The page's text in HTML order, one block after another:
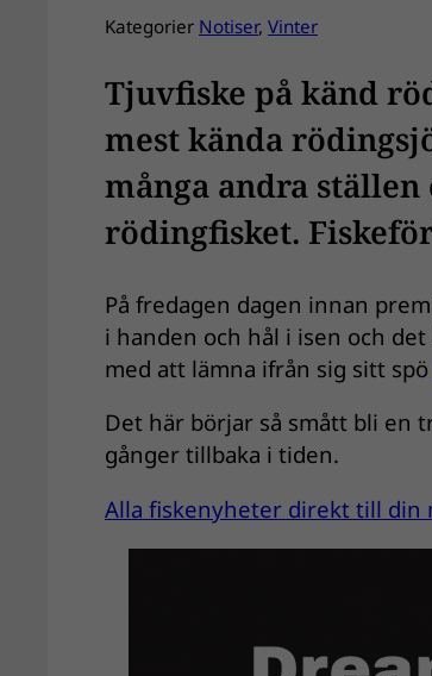
Kategorier Notiser, Vinter
Tjuvfiske på känd
mest kända
många andra
rödingfisket.
På fredagen dagen innan
i handen och hål i isen och
med att lämna ifrån sig sitt spö
Det här börjar så smått bli en
gånger tillbaka i tiden.
Alla fiskenyheter direkt till din